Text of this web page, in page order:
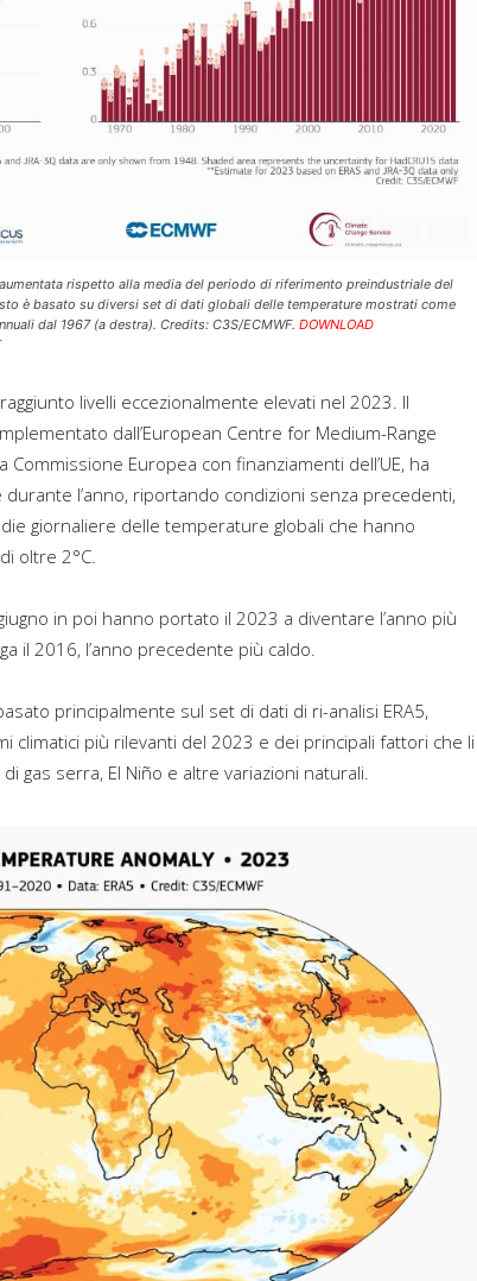
rispetto alla media del periodo di riferimento preindustriale del
è basato su diversi set di dati globali delle temperature mostrati come
dal 1967 (a destra). Credits: C3S/ECMWF. DOWNLOAD
livelli eccezionalmente elevati nel 2023. Il
dall’European Centre for Medium-Range
Europea con finanziamenti dell’UE, ha
l’anno, riportando condizioni senza precedenti,
giornaliere delle temperature globali che hanno
oltre 2°C.
in poi hanno portato il 2023 a diventare l’anno più
il 2016, l’anno precedente più caldo.
principalmente sul set di dati di ri-analisi ERA5,
climatici più rilevanti del 2023 e dei principali fattori che li
gas serra, El Niño e altre variazioni naturali.